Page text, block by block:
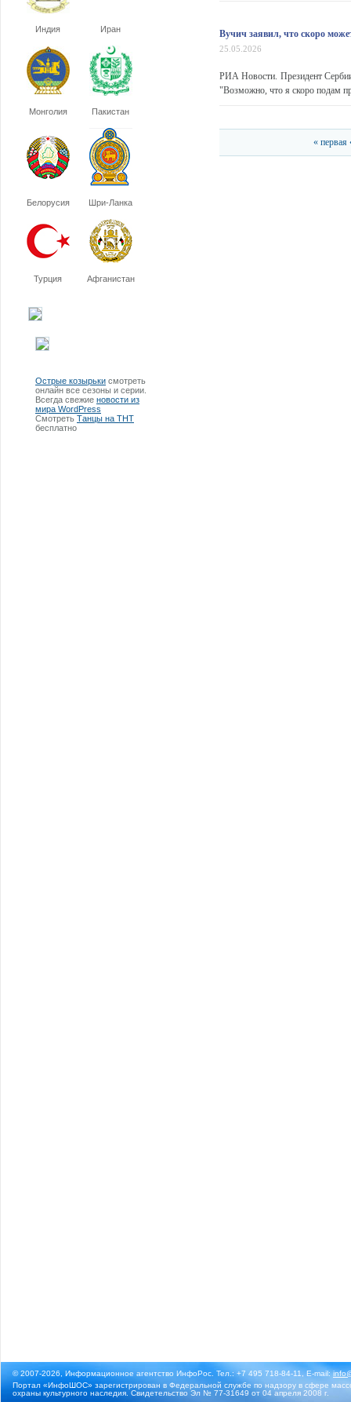
Индия Иран
Монголия Пакистан
Белорусия Шри-Ланка
Турция Афганистан
Острые козырьки смотреть
онлайн все сезоны и серии.
Всегда свежие новости из
мира WordPress
Смотреть Танцы на ТНТ
бесплатно
Вучич заявил, что скоро
25.05.2026
РИА Новости. Президент
"Возможно, что я скоро подам
« первая
© 2007-2026, Информационное агентство ИнфоРос. Тел.: +7 495 718-84-11, E-mail:
Портал «ИнфоШОС» зарегистрирован в Федеральной службе по надзору в сфере
охраны культурного наследия. Свидетельство Эл № 77-31649 от 04 апреля 2008 г.